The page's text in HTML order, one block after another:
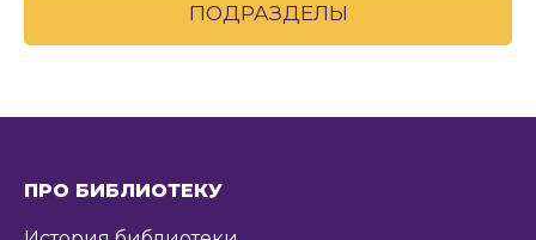
ПОДРАЗДЕЛЫ
ПРО БИБЛИОТЕКУ